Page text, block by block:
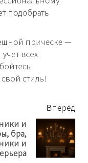
подобрать
прическе —
всех
стиль!
Вперёд
и
бра,
и